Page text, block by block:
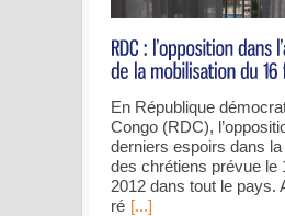
En République
Congo (RDC),
derniers espoirs dans
des chrétiens prévue le
2012 dans tout le pays.
ré [...]